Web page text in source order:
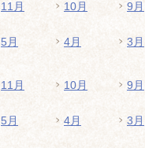
11月 10月 9月
5月 4月 3月
11月 10月 9月
5月 4月 3月